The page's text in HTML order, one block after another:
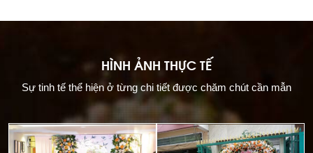
HÌNH ẢNH THỰC TẾ
Sự tinh tế thể hiện ở từng chi tiết được chăm chút cần mẫn